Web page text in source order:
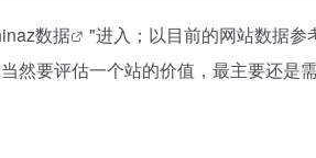
数据
"进入；以目前的网站数据参
然要评估一个站的价值，最主要还是